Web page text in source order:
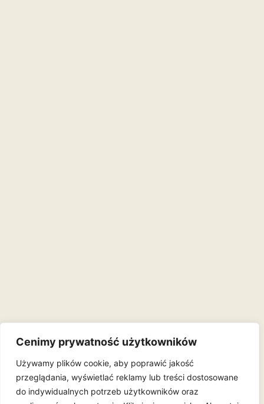
Cenimy prywatność użytkowników
Używamy plików cookie, aby poprawić jakość
przeglądania, wyświetlać reklamy lub treści dostosowane
do indywidualnych potrzeb użytkowników oraz